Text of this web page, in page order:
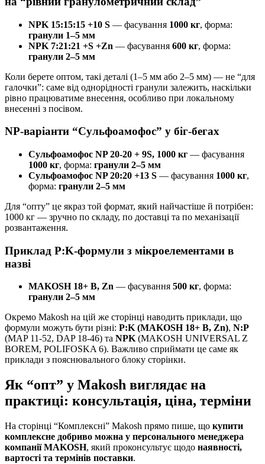
NPK 15:15:15 +10 S — фасування 1000 кг, форма:
гранули 1–5 мм
NPK 7:21:21 +S +Zn — фасування 600 кг, форма:
гранули 2–5 мм
Коли берете оптом, такі деталі (1–5 мм або 2–5 мм) — не “для
галочки”: саме від однорідності гранули залежить, наскільки
рівно працюватиме внесення, особливо при локальному
внесенні з посівом.
NP-варіанти “Сульфоамофос” у біг-бегах
Сульфоамофос NP 20-20 + 9S, 1000 кг — фасування
1000 кг, форма: гранули 2–5 мм
Сульфоамофос NP 20:20 +13 S — фасування 1000 кг,
форма: гранули 2–5 мм
Для “опту” це якраз той формат, який найчастіше й потрібен:
1000 кг — зручно по складу, по доставці та по механізації
розвантаження.
Приклад P:K-формули з мікроелементами в
назві
MAKOSH 18+ B, Zn — фасування 500 кг, форма:
гранули 2–5 мм
Окремо Makosh на цій же сторінці наводить приклади, що
формули можуть бути різні: P:K (MAKOSH 18+ B, Zn), N:P
(MAP 11-52, DAP 18-46) та NPK (MAKOSH UNIVERSAL Z
BOREM, POLIFOSKA 6). Важливо сприймати це саме як
приклади з пояснювального блоку сторінки.
Як “опт” у Makosh виглядає на
практиці: консультація, ціна, терміни
На сторінці “Комплексні” Makosh прямо пише, що купити
комплексне добриво можна у персонального менеджера
компанії MAKOSH, який проконсультує щодо наявності,
вартості та термінів поставки.